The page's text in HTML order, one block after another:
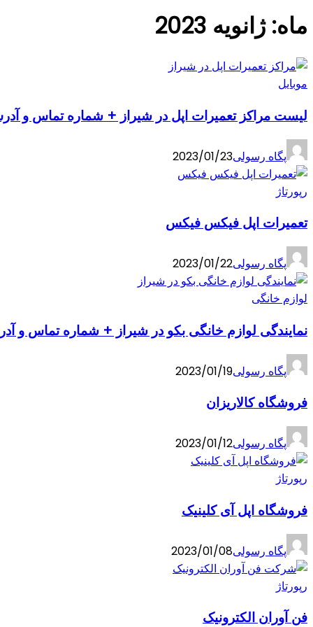
ماه:ژانویه 2023
موبایل
لیست مراکز تعمیرات اپل در شیراز + شماره تماس و
پگاه رسولی2023/01/23
رپورتاژ
تعمیرات اپل فیکس فیکس
پگاه رسولی2023/01/22
لوازم خانگی
نمایندگی لوازم خانگی بکو در شیراز + شماره تماس و
پگاه رسولی2023/01/19
فروشگاه کالاریزان
پگاه رسولی2023/01/12
رپورتاژ
فروشگاه اپل آی کلینیک
پگاه رسولی2023/01/08
رپورتاژ
فن آوران الکترونیک